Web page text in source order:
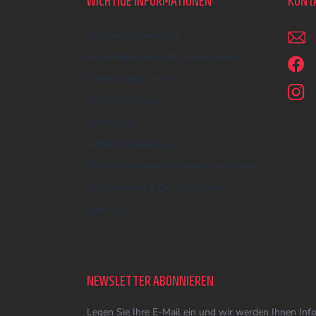
Geschäftsbewertung
Allgemeine Geschäftsbedingungen
Datenschutzhinweis
Kontakt-Formular
Impressum
Widerrufsbelehrung
Reklamation und Beschwerdeverfahren
Versandarten & Zahlungsarten
Über uns
NEWSLETTER ABONNIEREN
Legen Sie Ihre E-Mail ein und wir werden Ihnen